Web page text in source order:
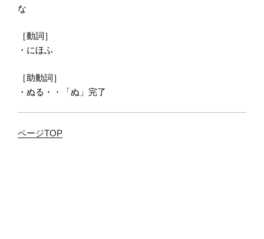
な
［動詞］
・にほふ
［助動詞］
・ぬる・・「ぬ」完了
ページTOP